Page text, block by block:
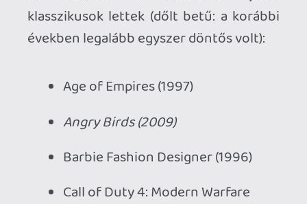
FIFA International Soccer (1993)
GoldenEye 007 (1997)
The Last of Us (2013)
Quake (1996)
Wii Sports (2006)